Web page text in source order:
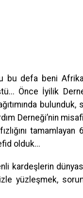
defa beni
Önce İyilik
bulunduk,
Derneği’nin
olduk...
kardeşlerin
yüzleşmek,